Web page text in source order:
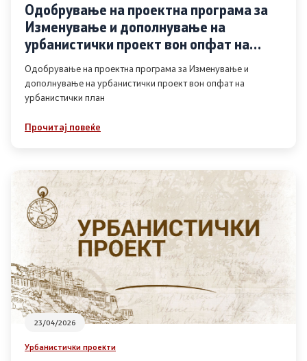
Одобрување на проектна програма за
Изменување и дополнување на
урбанистички проект вон опфат на
урбанистички план
Одобрување на проектна програма за Изменување и
дополнување на урбанистички проект вон опфат на
урбанистички план
Прочитај повеќе
23/04/2026
Урбанистички проекти